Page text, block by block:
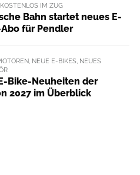
IM ZUG
Bahn startet neues E-
für Pendler
NEUE E-BIKES, NEUES
Bike-Neuheiten der
2027 im Überblick